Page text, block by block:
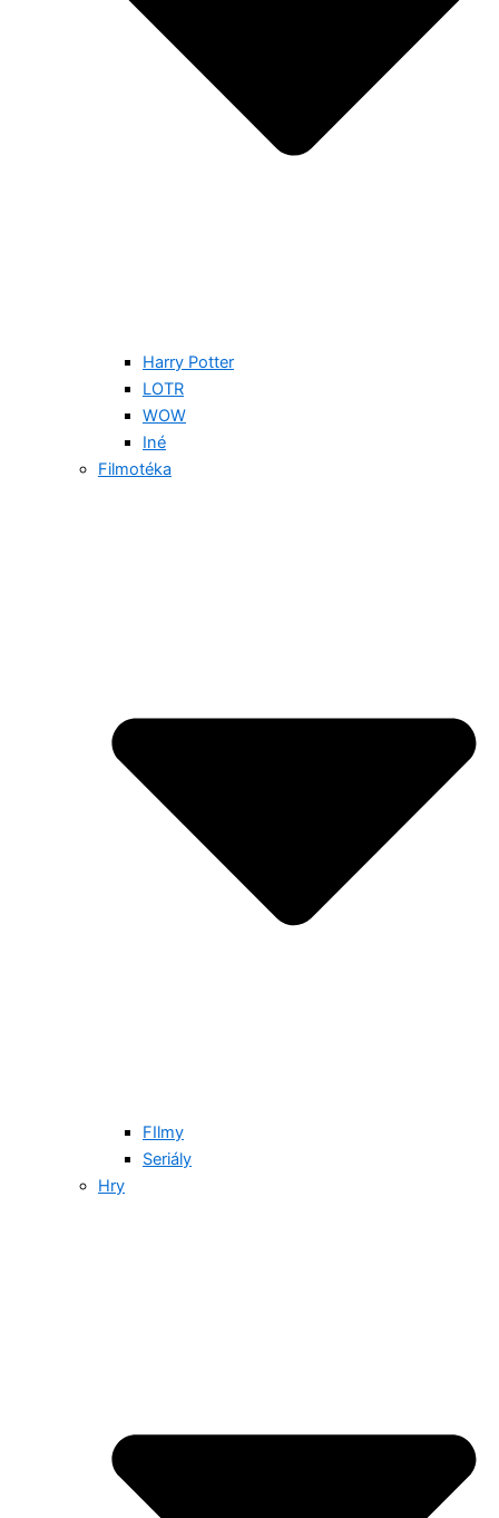
Harry Potter
LOTR
WOW
Iné
Filmotéka
FIlmy
Seriály
Hry